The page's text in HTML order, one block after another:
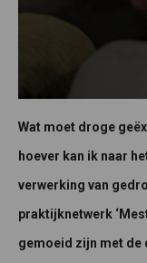
Wat moet droge
hoever kan ik naar
verwerking van
praktijknetwerk
gemoeid zijn met de